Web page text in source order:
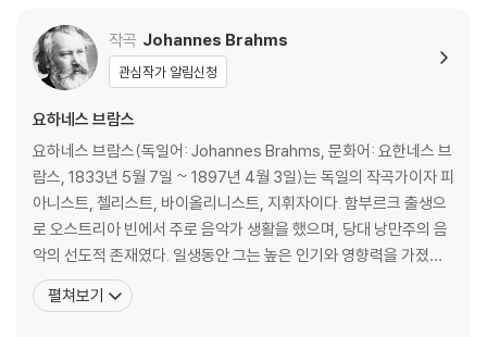
작곡 Johannes Brahms
관심작가 알림신청
요하네스 브람스
요하네스 브람스(독일어: Johannes Brahms, 문화어: 요한네스 브
람스, 1833년 5월 7일 ~ 1897년 4월 3일)는 독일의 작곡가이자 피
아니스트, 첼리스트, 바이올리니스트, 지휘자이다. 함부르크 출생으
로 오스트리아 빈에서 주로 음악가 생활을 했으며, 당대 낭만주의 음
악의 선도적 존재였다. 일생동안 그는 높은 인기와 영향력을 가졌으
며, 19세기 지휘자 한스 폰 뷜로에 따르면 그를 요한 제바스티안 바
흐, 루트비히 판 베토벤과 더불어 "3B"로 칭하기도 했다고 한다. 브람
펼쳐보기